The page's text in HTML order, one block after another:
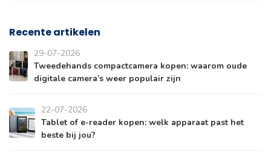
Recente artikelen
29-07-2026
Tweedehands compactcamera kopen: waarom oude
digitale camera’s weer populair zijn
22-07-2026
Tablet of e-reader kopen: welk apparaat past het
beste bij jou?